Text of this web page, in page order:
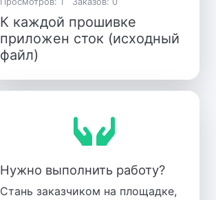
К каждой прошивке
приложен сток (исходный
файл)
Нужно выполнить работу?
Стань заказчиком на площадке,